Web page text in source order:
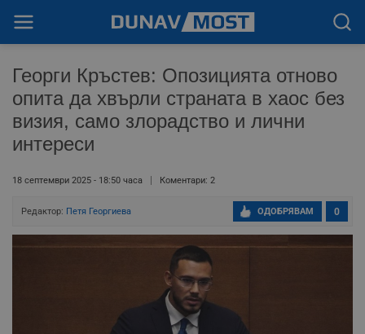
Георги Кръстев: Опозицията отново
опита да хвърли страната в хаос без
визия, само злорадство и лични
интереси
18 септември 2025 - 18:50 часа Коментари: 2
Редактор: Петя Георгиева 0
ОДОБРЯВАМ